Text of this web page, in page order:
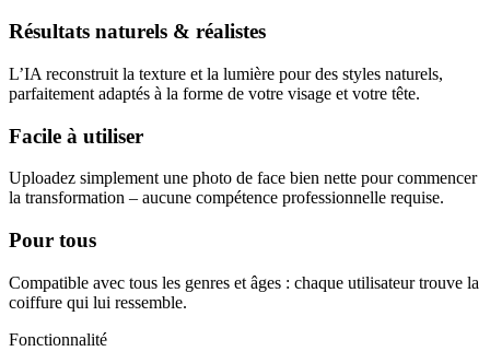
Résultats naturels & réalistes
L’IA reconstruit la texture et la lumière pour des styles naturels,
parfaitement adaptés à la forme de votre visage et votre tête.
Facile à utiliser
Uploadez simplement une photo de face bien nette pour commencer
la transformation – aucune compétence professionnelle requise.
Pour tous
Compatible avec tous les genres et âges : chaque utilisateur trouve la
coiffure qui lui ressemble.
Fonctionnalité